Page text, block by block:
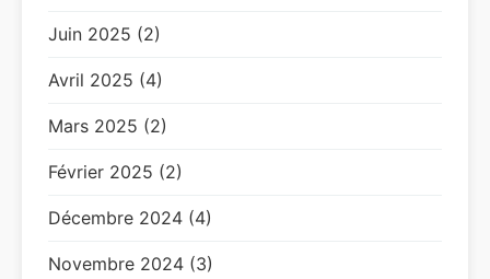
Juin 2025 (2)
Avril 2025 (4)
Mars 2025 (2)
Février 2025 (2)
Décembre 2024 (4)
Novembre 2024 (3)